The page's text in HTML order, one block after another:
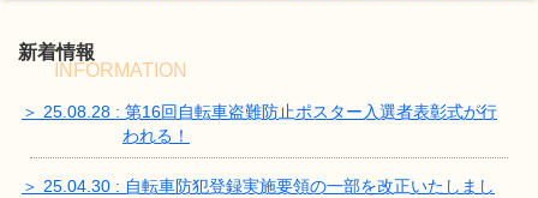
新着情報
INFORMATION
＞ 25.08.28 : 第16回自転車盗難防止ポスター入選者表彰式が行
われる！
＞ 25.04.30 : 自転車防犯登録実施要領の一部を改正いたしまし